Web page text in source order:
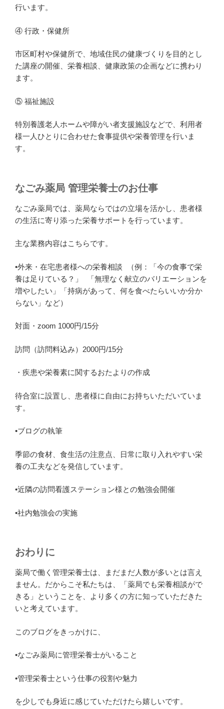
行います。
④ 行政・保健所
市区町村や保健所で、地域住民の健康づくりを目的とし
た講座の開催、栄養相談、健康政策の企画などに携わり
ます。
⑤ 福祉施設
特別養護老人ホームや障がい者支援施設などで、利用者
様一人ひとりに合わせた食事提供や栄養管理を行いま
す。
なごみ薬局 管理栄養士のお仕事
なごみ薬局では、薬局ならではの立場を活かし、患者様
の生活に寄り添った栄養サポートを行っています。
主な業務内容はこちらです。
•外来・在宅患者様への栄養相談 （例：「今の食事で栄
養は足りている？」 「無理なく献立のバリエーションを
増やしたい」「持病があって、何を食べたらいいか分か
らない」など）
対面・zoom 1000円/15分
訪問（訪問料込み）2000円/15分
・疾患や栄養素に関するおたよりの作成
待合室に設置し、患者様に自由にお持ちいただいていま
す。
•ブログの執筆
季節の食材、食生活の注意点、日常に取り入れやすい栄
養の工夫などを発信しています。
•近隣の訪問看護ステーション様との勉強会開催
•社内勉強会の実施
おわりに
薬局で働く管理栄養士は、まだまだ人数が多いとは言え
ません。だからこそ私たちは、「薬局でも栄養相談がで
きる」ということを、より多くの方に知っていただきた
いと考えています。
このブログをきっかけに、
•なごみ薬局に管理栄養士がいること
•管理栄養士という仕事の役割や魅力
を少しでも身近に感じていただけたら嬉しいです。